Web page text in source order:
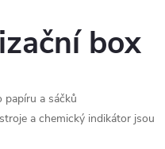
box
papíru a sáčků
a chemický indikátor jsou